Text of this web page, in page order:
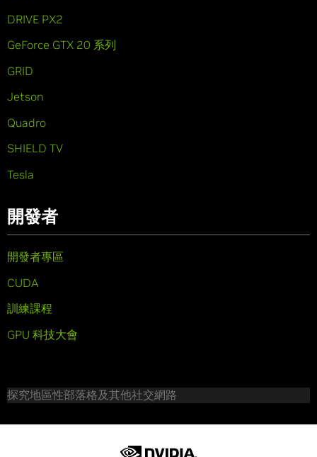
DRIVE PX2
GeForce GTX 20 系列
GRID
Jetson
Quadro
SHIELD TV
Tesla
開發者
開發者專區
CUDA
訓練課程
GPU 科技大會
探究地區性部落格及其他社交網路